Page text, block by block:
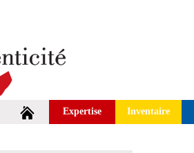
Expertise Inventaire